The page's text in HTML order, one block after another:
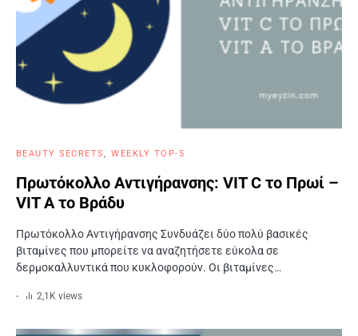
BEAUTY SECRETS WEEKLY TOP-5
Πρωτόκολλο Αντιγήρανσης: VIT C το Πρωί –
VIT A το Βράδυ
Πρωτόκολλο Αντιγήρανσης Συνδυάζει δύο πολύ βασικές
βιταμίνες που μπορείτε να αναζητήσετε εύκολα σε
δερμοκαλλυντικά που κυκλοφορούν. Οι βιταμίνες…
2,1K views